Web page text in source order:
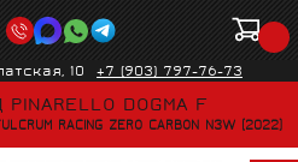
10 +7 (903) 797-76-73
DOGMA F
RACING ZERO CARBON N3W (2022)